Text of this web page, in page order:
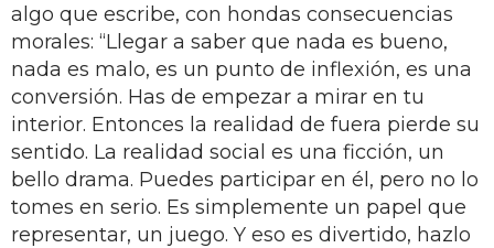
algo que escribe, con hondas consecuencias
morales: “Llegar a saber que nada es bueno,
nada es malo, es un punto de inflexión, es una
conversión. Has de empezar a mirar en tu
interior. Entonces la realidad de fuera pierde su
sentido. La realidad social es una ficción, un
bello drama. Puedes participar en él, pero no lo
tomes en serio. Es simplemente un papel que
representar, un juego. Y eso es divertido, hazlo